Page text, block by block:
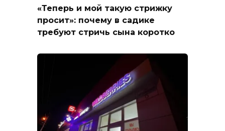
«Теперь и мой такую стрижку
просит»: почему в садике
требуют стричь сына коротко